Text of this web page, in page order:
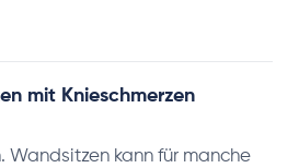
mit Knieschmerzen
Wandsitzen kann für manche